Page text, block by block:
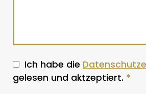
Ich habe die
gelesen und aktzeptiert. *